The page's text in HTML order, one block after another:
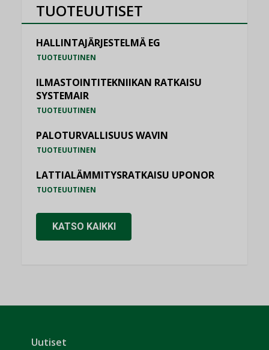
TUOTEUUTISET
HALLINTAJÄRJESTELMÄ EG
TUOTEUUTINEN
ILMASTOINTITEKNIIKAN RATKAISU
SYSTEMAIR
TUOTEUUTINEN
PALOTURVALLISUUS WAVIN
TUOTEUUTINEN
LATTIALÄMMITYSRATKAISU UPONOR
TUOTEUUTINEN
KATSO KAIKKI
Uutiset